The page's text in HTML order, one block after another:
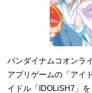
バンダイナムコオンラ
アプリゲームの「アイ
イドル「IDOLiSH7」